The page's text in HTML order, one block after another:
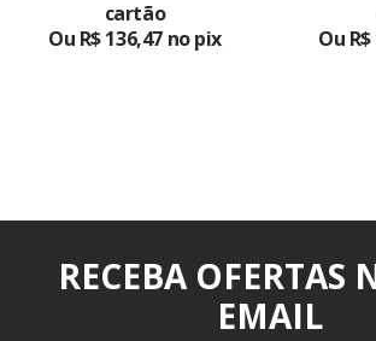
cartão
Ou R$ 136,47 no pix
Ou
RECEBA OFERTAS
EMAIL